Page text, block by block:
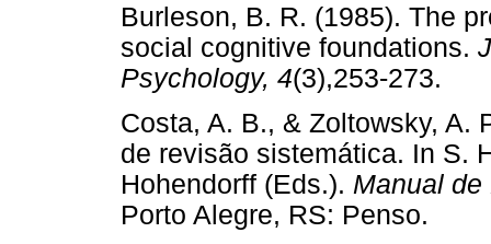
Burleson, B. R. (1985). The
social cognitive foundations.
Psychology, 4(3),253-
Costa, A. B., & Zoltowsky, A.
de revisão sistemática. In S.
Hohendorff (Eds.). Manual
Porto Alegre, RS: